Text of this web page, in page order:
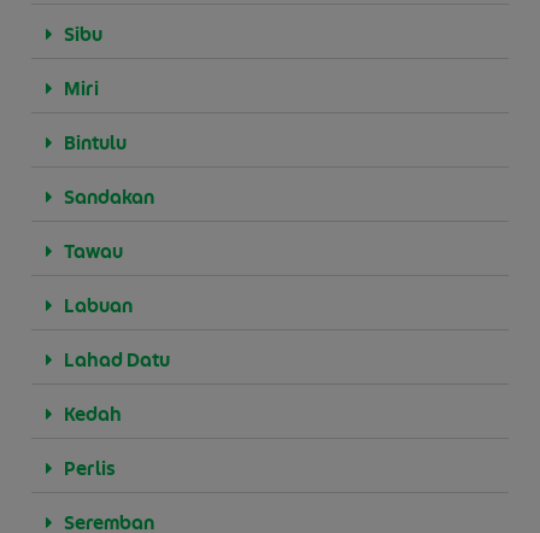
Sibu
Miri
Bintulu
Sandakan
Tawau
Labuan
Lahad Datu
Kedah
Perlis
Seremban